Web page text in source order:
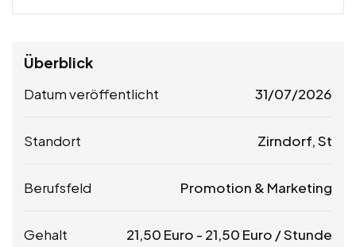
Überblick
Datum veröffentlicht 31/07/2026
Standort Zirndorf, St
Berufsfeld Promotion & Marketing
Gehalt 21,50 Euro - 21,50 Euro / Stunde